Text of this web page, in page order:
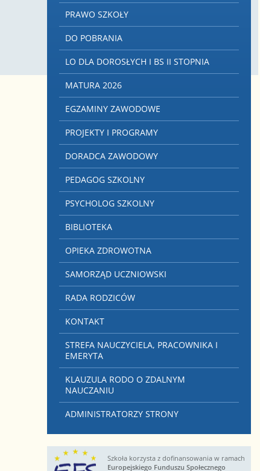
PRAWO SZKOŁY
DO POBRANIA
LO DLA DOROSŁYCH I BS II STOPNIA
MATURA 2026
EGZAMINY ZAWODOWE
PROJEKTY I PROGRAMY
DORADCA ZAWODOWY
PEDAGOG SZKOLNY
PSYCHOLOG SZKOLNY
BIBLIOTEKA
OPIEKA ZDROWOTNA
SAMORZĄD UCZNIOWSKI
RADA RODZICÓW
KONTAKT
STREFA NAUCZYCIELA, PRACOWNIKA I
EMERYTA
KLAUZULA RODO O ZDALNYM
NAUCZANIU
ADMINISTRATORZY STRONY
Szkoła korzysta z dofinansowania w ramach
Europejskiego Funduszu Społecznego